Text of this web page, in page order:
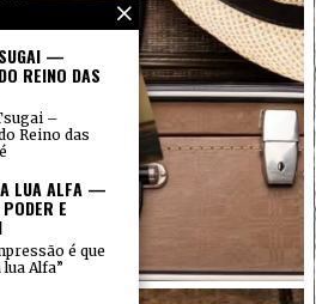
—
REINO DAS
–
Reino das
LUA ALFA —
E
é que
lua Alfa”